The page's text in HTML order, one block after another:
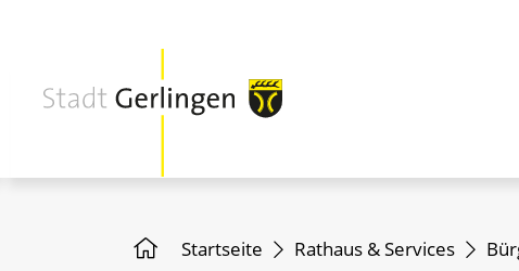
Startseite Rathaus & Services